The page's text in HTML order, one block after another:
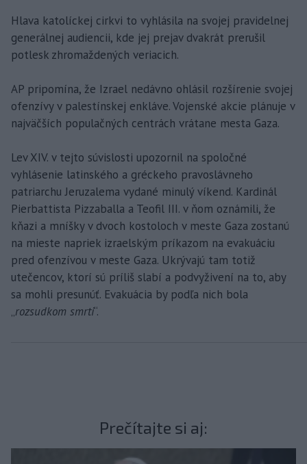
Hlava katolíckej cirkvi to vyhlásila na svojej pravidelnej
generálnej audiencii, kde jej prejav dvakrát prerušil
potlesk zhromaždených veriacich.
AP pripomína, že Izrael nedávno ohlásil rozšírenie svojej
ofenzívy v palestínskej enkláve. Vojenské akcie plánuje v
najväčších populačných centrách vrátane mesta Gaza.
Lev XIV. v tejto súvislosti upozornil na spoločné
vyhlásenie latinského a gréckeho pravoslávneho
patriarchu Jeruzalema vydané minulý víkend. Kardinál
Pierbattista Pizzaballa a Teofil III. v ňom oznámili, že
kňazi a mníšky v dvoch kostoloch v meste Gaza zostanú
na mieste napriek izraelským príkazom na evakuáciu
pred ofenzívou v meste Gaza. Ukrývajú tam totiž
utečencov, ktorí sú príliš slabí a podvyživení na to, aby
sa mohli presunúť. Evakuácia by podľa nich bola
„rozsudkom smrti“.
Prečítajte si aj: